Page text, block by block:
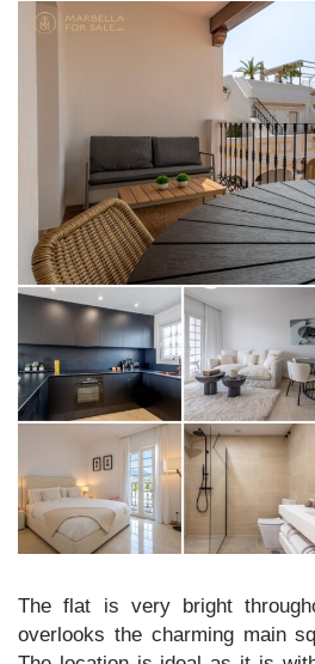
The flat is very bright
overlooks the charming main